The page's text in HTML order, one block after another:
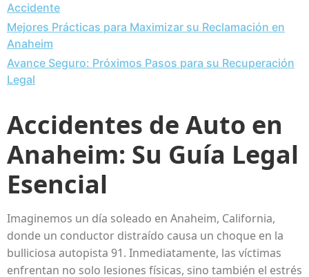
Accidente
Mejores Prácticas para Maximizar su Reclamación en
Anaheim
Avance Seguro: Próximos Pasos para su Recuperación
Legal
Accidentes de Auto en
Anaheim: Su Guía Legal
Esencial
Imaginemos un día soleado en Anaheim, California,
donde un conductor distraído causa un choque en la
bulliciosa autopista 91. Inmediatamente, las víctimas
enfrentan no solo lesiones físicas, sino también el estrés